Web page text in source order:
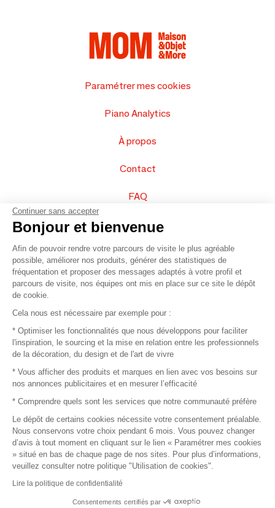
Paramétrer mes cookies
Piano Analytics
À propos
Contact
FAQ
Vendez vos produits
Plan du site
© 2016 –Organisation SAFI
Recrutement
Mentions légales
Conditions commerciales
Piano Analytics
Continuer sans accepter
Bonjour et bienvenue
Afin de pouvoir rendre votre parcours de visite le plus agréable
possible, améliorer nos produits, générer des statistiques de
fréquentation et proposer des messages adaptés à votre profil et
parcours de visite, nos équipes ont mis en place sur ce site le dépôt
de cookie.
Cela nous est nécessaire par exemple pour :
* Optimiser les fonctionnalités que nous développons pour faciliter
l'inspiration, le sourcing et la mise en relation entre les professionnels
de la décoration, du design et de l'art de vivre
* Vous afficher des produits et marques en lien avec vos besoins sur
nos annonces publicitaires et en mesurer l’efficacité
* Comprendre quels sont les services que notre communauté préfère
Le dépôt de certains cookies nécessite votre consentement préalable.
Nous conservons votre choix pendant 6 mois. Vous pouvez changer
d’avis à tout moment en cliquant sur le lien « Paramétrer mes cookies
» situé en bas de chaque page de nos sites. Pour plus d’informations,
veuillez consulter notre politique "Utilisation de cookies".
Lire la politique de confidentialité
Consentements certifiés par